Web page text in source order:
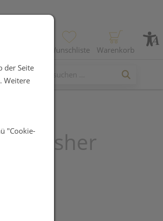
Wunschliste Warenkorb
Blusher
der Seite
Weitere
"Cookie-